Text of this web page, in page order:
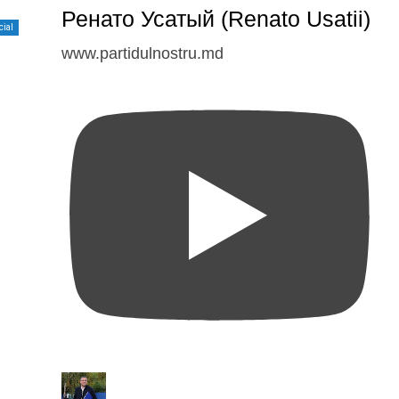
Ренато Усатый (Renato Usatii)
www.partidulnostru.md